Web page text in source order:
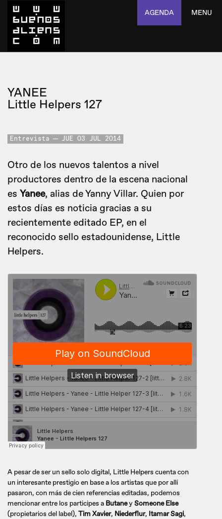
AGENDA MENU
YANEE
Little Helpers 127
Entrevista JUE 03 JUL 2014
Otro de los nuevos talentos a nivel
productores dentro de la escena nacional
es Yanee, alias de Yanny Villar. Quien por
estos días es noticia gracias a su
recientemente editado EP, en el
reconocido sello estadounidense, Little
Helpers.
A pesar de ser un sello solo digital, Little Helpers cuenta con
un interesante prestigio en base a los artistas que por allí
pasaron, con más de cien referencias editadas, podemos
mencionar entre los participes a ButaneySomeone Else
(propietarios del label), Tim Xavier, Niederflur, Itamar Sagi,